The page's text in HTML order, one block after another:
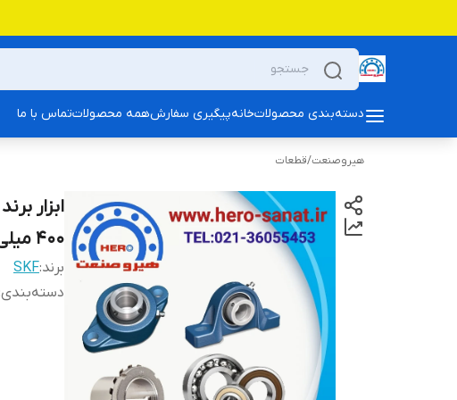
دسته‌بندی محصولاتخانهپیگیری سفارشهمه محصولاتتماس با ما
هیروصنعت/قطعات
400 میلی متر تا وزن 120 کیلو) (به شرط اصلی بودن کالا)
برند:SKF
دسته‌بندی